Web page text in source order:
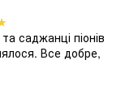
саджанці піонів
Все добре,